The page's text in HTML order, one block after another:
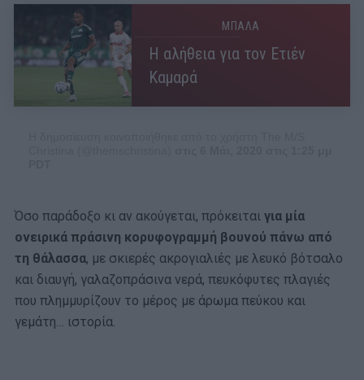
ΜΠΑΛΑ
Η αλήθεια για τον Ετιέν
Καμαρά
Όσο παράδοξο κι αν ακούγεται, πρόκειται για μία
ονειρικά πράσινη κορυφογραμμή βουνού πάνω από
τη θάλασσα, με σκιερές ακρογιαλιές με λευκό βότσαλο
και διαυγή, γαλαζοπράσινα νερά, πευκόφυτες πλαγιές
που πλημμυρίζουν το μέρος με άρωμα πεύκου και
γεμάτη… ιστορία.